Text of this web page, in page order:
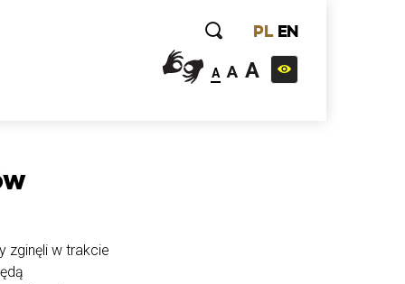
PL EN
A A A
zginęli w trakcie